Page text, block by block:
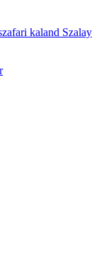
kaland Szalay